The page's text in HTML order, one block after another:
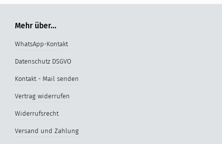
Mehr über...
WhatsApp-Kontakt
Datenschutz DSGVO
Kontakt - Mail senden
Vertrag widerrufen
Widerrufsrecht
Versand und Zahlung